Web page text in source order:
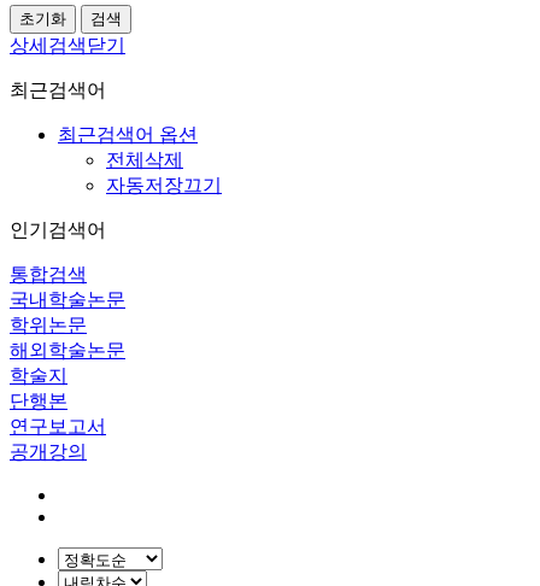
상세검색닫기
최근검색어
최근검색어 옵션
전체삭제
자동저장끄기
인기검색어
통합검색
국내학술논문
학위논문
해외학술논문
학술지
단행본
연구보고서
공개강의